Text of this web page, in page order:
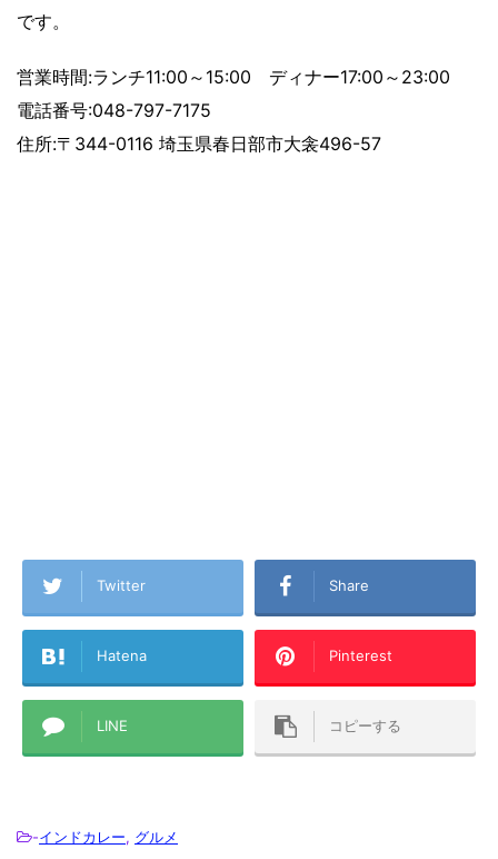
です。
営業時間:ランチ11:00～15:00 ディナー17:00～23:00
電話番号:048-797-7175
住所:〒344-0116 埼玉県春日部市大衾496-57
Twitter Share
Hatena Pinterest
LINE コピーする
-インドカレー, グルメ